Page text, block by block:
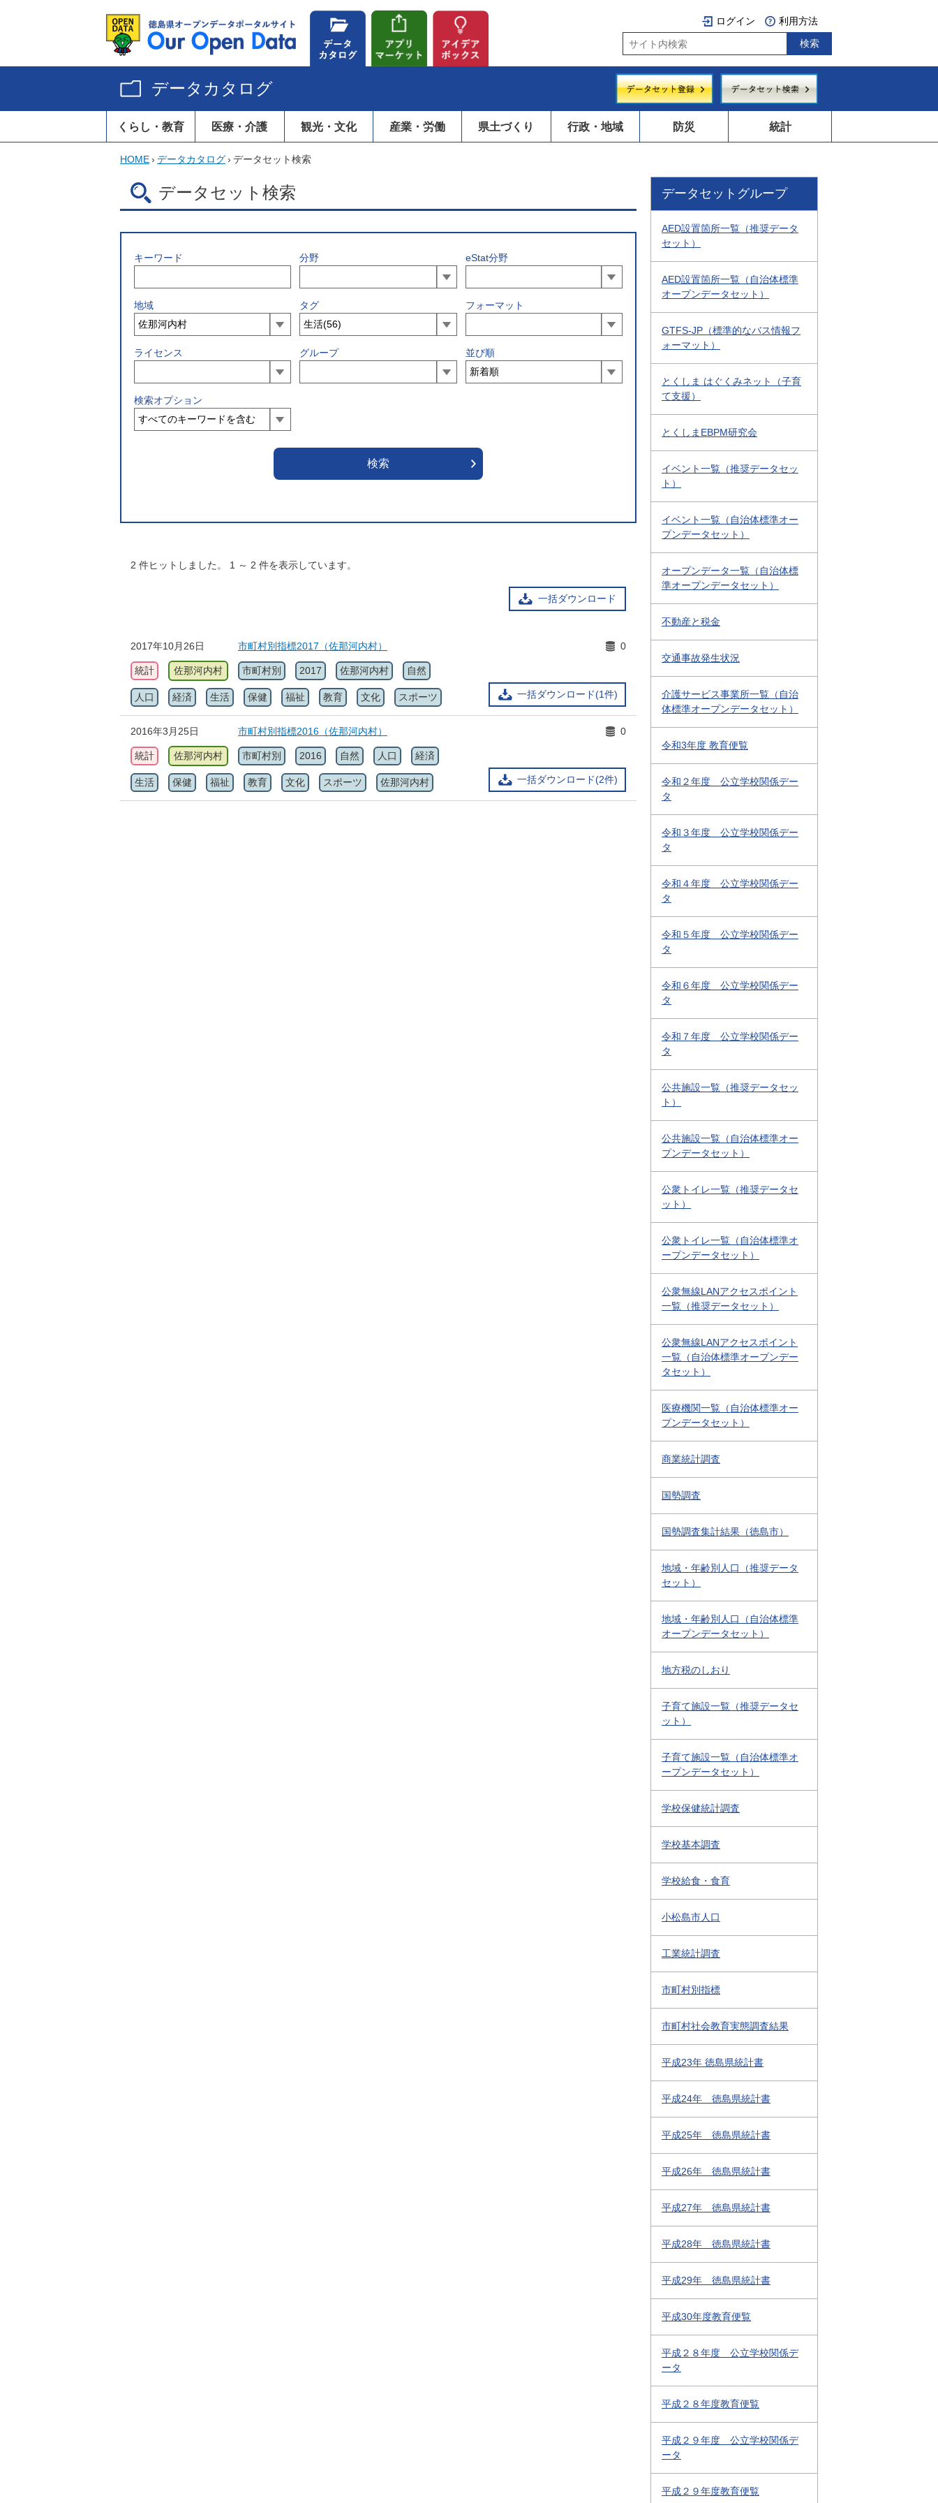
ログイン 利用方法
データカタログ
くらし・教育 医療・介護 観光・文化 産業・労働 県土づくり 行政・地域 防災 統計
HOME› データカタログ› データセット検索
データセット検索
キーワード 分野 eStat分野
地域 タグ フォーマット
ライセンス グループ 並び順
検索オプション
2 件ヒットしました。 1 ～ 2 件を表示しています。
一括ダウンロード
2017年10月26日 市町村別指標2017（佐那河内村）
一括ダウンロード(1件)
0
統計 佐那河内村 市町村別 2017 佐那河内村 自然
人口 経済 生活 保健 福祉 教育 文化 スポーツ
2016年3月25日 市町村別指標2016（佐那河内村）
一括ダウンロード(2件)
0
統計 佐那河内村 市町村別 2016 自然 人口 経済
生活 保健 福祉 教育 文化 スポーツ 佐那河内村
データセットグループ
AED設置箇所一覧（推奨データ
セット）
AED設置箇所一覧（自治体標準
オープンデータセット）
GTFS-JP（標準的なバス情報フ
ォーマット）
とくしま はぐくみネット（子育
て支援）
とくしまEBPM研究会
イベント一覧（推奨データセッ
ト）
イベント一覧（自治体標準オー
プンデータセット）
オープンデータ一覧（自治体標
準オープンデータセット）
不動産と税金
交通事故発生状況
介護サービス事業所一覧（自治
体標準オープンデータセット）
令和3年度 教育便覧
令和２年度 公立学校関係デー
タ
令和３年度 公立学校関係デー
タ
令和４年度 公立学校関係デー
タ
令和５年度 公立学校関係デー
タ
令和６年度 公立学校関係デー
タ
令和７年度 公立学校関係デー
タ
公共施設一覧（推奨データセッ
ト）
公共施設一覧（自治体標準オー
プンデータセット）
公衆トイレ一覧（推奨データセ
ット）
公衆トイレ一覧（自治体標準オ
ープンデータセット）
公衆無線LANアクセスポイント
一覧（推奨データセット）
公衆無線LANアクセスポイント
一覧（自治体標準オープンデー
タセット）
医療機関一覧（自治体標準オー
プンデータセット）
商業統計調査
国勢調査
国勢調査集計結果（徳島市）
地域・年齢別人口（推奨データ
セット）
地域・年齢別人口（自治体標準
オープンデータセット）
地方税のしおり
子育て施設一覧（推奨データセ
ット）
子育て施設一覧（自治体標準オ
ープンデータセット）
学校保健統計調査
学校基本調査
学校給食・食育
小松島市人口
工業統計調査
市町村別指標
市町村社会教育実態調査結果
平成23年 徳島県統計書
平成24年 徳島県統計書
平成25年 徳島県統計書
平成26年 徳島県統計書
平成27年 徳島県統計書
平成28年 徳島県統計書
平成29年 徳島県統計書
平成30年度教育便覧
平成２８年度 公立学校関係デ
ータ
平成２８年度教育便覧
平成２９年度 公立学校関係デ
ータ
平成２９年度教育便覧